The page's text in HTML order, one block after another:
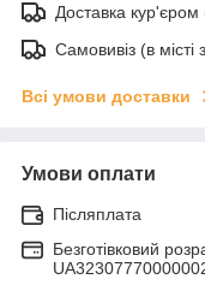
Доставка кур'єром
Самовивіз (в
Всі умови доставки
Умови оплати
Післяплата
Безготівковий